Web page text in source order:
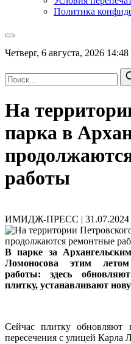
Политика
Четверг, 6 августа, 2026 14:48
На
парка в
работы
ИМИДЖ-ПРЕСС | 31.07.2024
В парке за
Ломоносова этим
работы: здесь
плитку, устанавливают
Сейчас плитку обновляют
пересечения с улицей Карла